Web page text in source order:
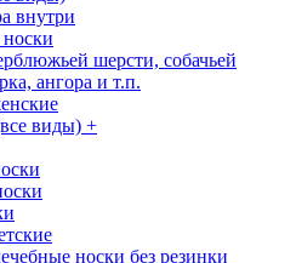
внутри
шерсти, собачьей
ангора и т.п.
виды) +
носки без резинки